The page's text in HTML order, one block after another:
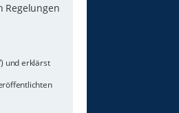
Regelungen
und erklärst